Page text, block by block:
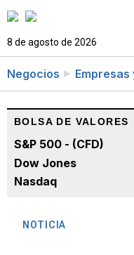
8 de agosto de 2026
Negocios Empresas
BOLSA DE VALORES
S&P 500 - (CFD)
Dow Jones
Nasdaq
NOTICIA